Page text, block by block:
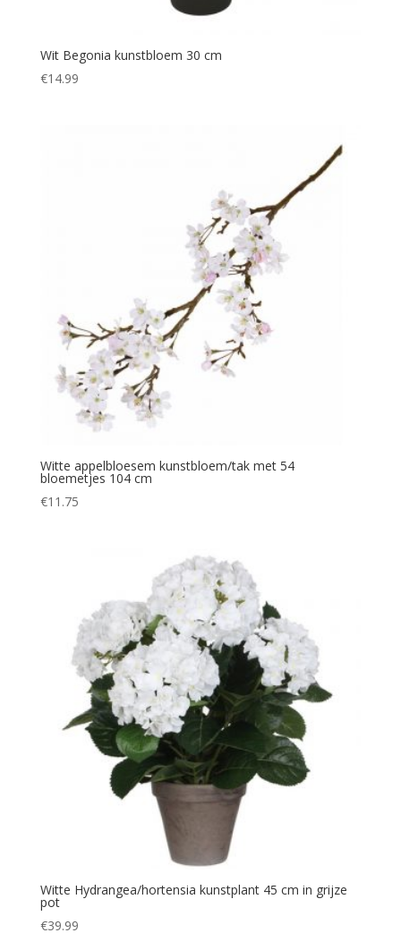
Wit Begonia kunstbloem 30 cm
€14.99
Witte appelbloesem kunstbloem/tak met 54
bloemetjes 104 cm
€11.75
Witte Hydrangea/hortensia kunstplant 45 cm in grijze
pot
€39.99